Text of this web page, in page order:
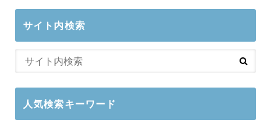
サイト内検索
人気検索キーワード